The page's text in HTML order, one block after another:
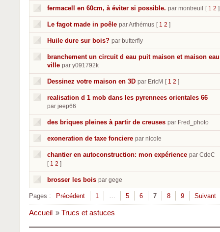
fermacell en 60cm, à éviter si possible. par montreuil [ 1 2 ]
Le fagot made in poêle par Arthémus [ 1 2 ]
Huile dure sur bois? par butterfly
branchement un circuit d eau puit maison et maison
ville par y091792k
Dessinez votre maison en 3D par EricM [ 1 2 ]
realisation d 1 mob dans les pyrennees orientales 66
par jeep66
des briques pleines à partir de creuses par Fred_photo
exoneration de taxe fonciere par nicole
chantier en autoconstruction: mon expérience par CdeC
[ 1 2 ]
brosser les bois par gege
Pages : Précédent 1 … 5 6 7 8 9 Suivant
Accueil » Trucs et astuces